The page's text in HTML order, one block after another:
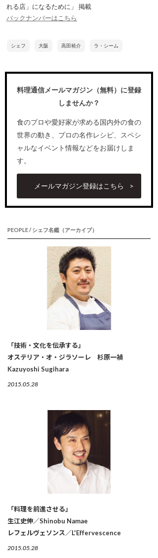
れる店」になるために」 掲載
バックナンバーはこちら
シェフ 大阪 高田裕介 ラ・シーム
料理通信メールマガジン（無料）に登録
しませんか？
食のプロや愛好家が求める国内外の食の
世界の動き、プロの名作レシピ、スペシ
ャルなイベント情報などをお届けしま
す。
メールマガジン登録はこちら
PEOPLE / シェフ名鑑（アーカイブ）
「技術・文化を伝承する」
オステリア・オ・ジラソーレ 杉原一禎
Kazuyoshi Sugihara
2015.05.28
「料理を前進させる」
生江史伸／Shinobu Namae
レフェルヴェソンス／L'Effervescence
2015.05.28